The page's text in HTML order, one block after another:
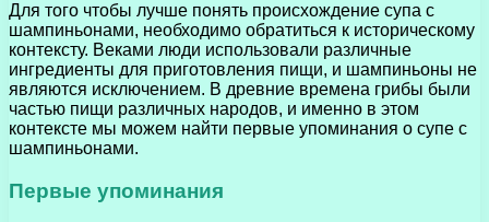
Для того чтобы лучше понять происхождение супа с
шампиньонами, необходимо обратиться к историческому
контексту. Веками люди использовали различные
ингредиенты для приготовления пищи, и шампиньоны не
являются исключением. В древние времена грибы были
частью пищи различных народов, и именно в этом
контексте мы можем найти первые упоминания о супе с
шампиньонами.
Первые упоминания